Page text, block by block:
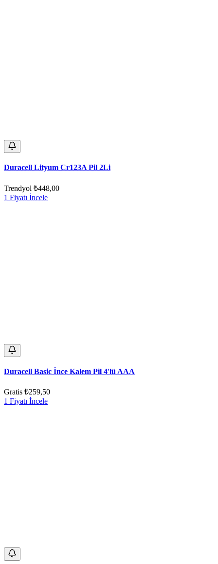
Duracell Lityum Cr123A Pil 2Li
Trendyol ₺448,00
1 Fiyatı İncele
Duracell Basic İnce Kalem Pil 4'lü AAA
Gratis ₺259,50
1 Fiyatı İncele